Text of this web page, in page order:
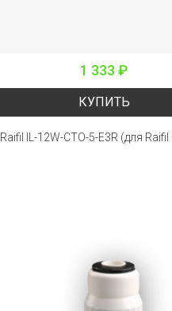
1 333 ₽
КУПИТЬ
Raifil IL-12W-CTO-5-E3R (для